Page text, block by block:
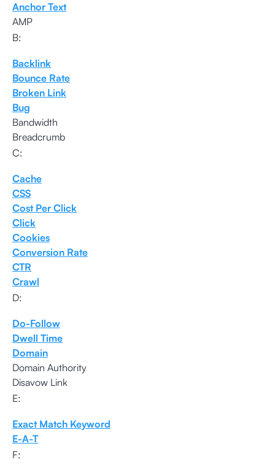
Anchor Text
AMP
B:
Backlink
Bounce Rate
Broken Link
Bug
Bandwidth
Breadcrumb
C:
Cache
CSS
Cost Per Click
Click
Cookies
Conversion Rate
CTR
Crawl
D:
Do-Follow
Dwell Time
Domain
Domain Authority
Disavow Link
E:
Exact Match Keyword
E-A-T
F: